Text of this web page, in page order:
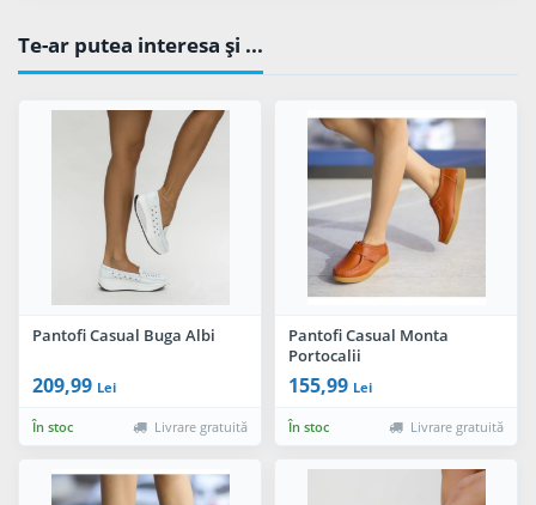
Te-ar putea interesa şi ...
Pantofi Casual Buga Albi
209,99 Lei
În stoc Livrare gratuită
Pantofi Casual Monta
Portocalii
155,99 Lei
În stoc Livrare gratuită